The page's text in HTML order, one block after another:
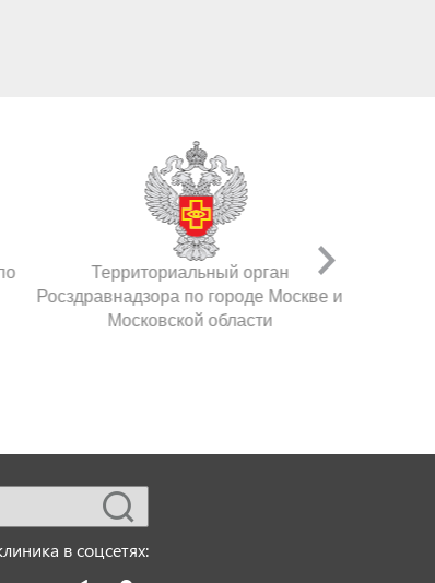
Территориальный орган
Росздравнадзора по городе Москве и
Московской области
в соцсетях: